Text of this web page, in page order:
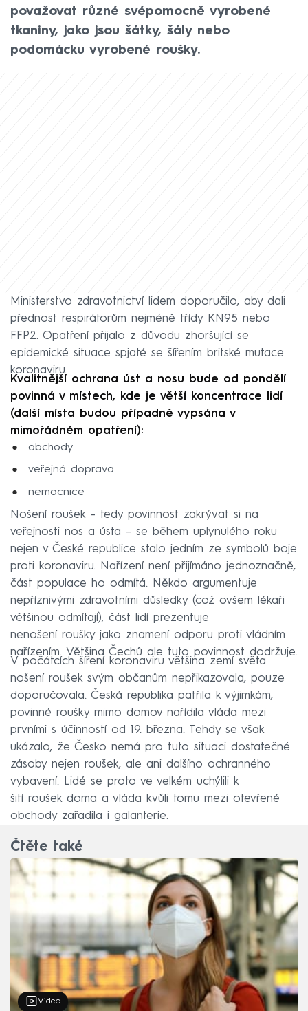
považovat různé svépomocně vyrobené
tkaniny, jako jsou šátky, šály nebo
podomácku vyrobené roušky.
Ministerstvo zdravotnictví lidem doporučilo, aby dali
přednost respirátorům nejméně třídy KN95 nebo
FFP2. Opatření přijalo z důvodu zhoršující se
epidemické situace spjaté se šířením britské mutace
koronaviru.
Kvalitnější ochrana úst a nosu bude od pondělí
povinná v místech, kde je větší koncentrace lidí
(další místa budou případně vypsána v
mimořádném opatření):
obchody
veřejná doprava
nemocnice
Nošení roušek – tedy povinnost zakrývat si na
veřejnosti nos a ústa – se během uplynulého roku
nejen v České republice stalo jedním ze symbolů boje
proti koronaviru. Nařízení není přijímáno jednoznačně,
část populace ho odmítá. Někdo argumentuje
nepříznivými zdravotními důsledky (což ovšem lékaři
většinou odmítají), část lidí prezentuje
nenošení roušky jako znamení odporu proti vládním
nařízením. Většina Čechů ale tuto povinnost dodržuje.
V počátcích šíření koronaviru většina zemí světa
nošení roušek svým občanům nepřikazovala, pouze
doporučovala. Česká republika patřila k výjimkám,
povinné roušky mimo domov nařídila vláda mezi
prvními s účinností od 19. března. Tehdy se však
ukázalo, že Česko nemá pro tuto situaci dostatečné
zásoby nejen roušek, ale ani dalšího ochranného
vybavení. Lidé se proto ve velkém uchýlili k
šití roušek doma a vláda kvůli tomu mezi otevřené
obchody zařadila i galanterie.
Čtěte také
Video